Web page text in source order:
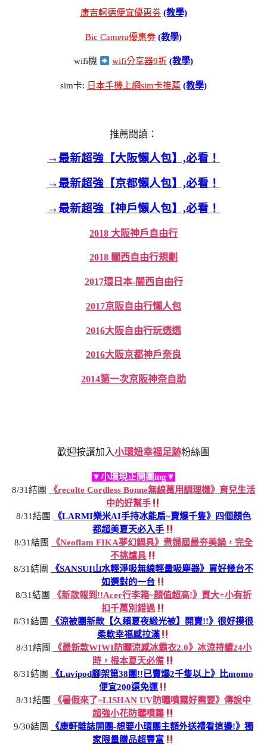
唐吉軻德便宜優惠劵 (教學)
Bic Camera優惠劵 (教學)
wifi機 wifi分享器9折 (教學)
sim卡: 日本手機上網sim卡推薦 (教學)
推薦閱讀：
→最新超強【大阪懶人包】,必看！
→最新超強【京都懶人包】,必看！
→最新超強【神戶懶人包】,必看！
2018 大阪神戶自由行
2018 關西自由行規劃
2017環日本-關西自由行
2017京阪自由行懶人包
2016大阪自由行玩透透
2016大阪京都神戶奈良
2014第一次京阪神奈自助
歡迎按讚加入小環妞幸福足跡粉絲團
▼小環現正開團ing▼
8/31結團
《recolte Cordless Bonne無線萬用調理機》育兒生活
中的好幫手
8/31結團
《LARMI樂米AI手持冰能扇~賣爆千隻》四個顏色
都超美夏天必入手
8/31結團
《Neoflam FIKA夢幻鍋具》煮婦屆最夯美鍋，完全
不挑爐具
8/31結團
《SANSUI山水輕淨吸無線輕量吸塵器》買好幾台不
如選對的一台
8/31結團
《新款報到!!Acer行李箱~顏值超高!》買大+小有折
扣千萬別錯過
8/31結團
《涼被團新款【久賴夏夜緞光被】開賣!!》很好摸很
柔軟幸福感拉滿
8/31結團
《最新款WIWI防曬涼感冰霸衣2.0》冰涼持續24小
時，根本夏天必備
8/31結團
《Luvipod腳架第38團!!已賣爆2千隻以上》比momo
便宜200還免運
8/31結團
《暑假來了~LISHAN UV防曬噴霧好需要》傳說中
超強小花防曬噴霧
9/30結團
《康軒雜誌開團-想要小環團主額外送禮看這邊!》獨
家限量贈品超豐富